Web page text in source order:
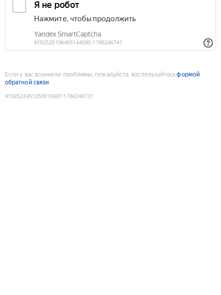
Если у вас возникли проблемы, пожалуйста, воспользуйтесьформой
обратной связи
9192524951250015997:1786246737